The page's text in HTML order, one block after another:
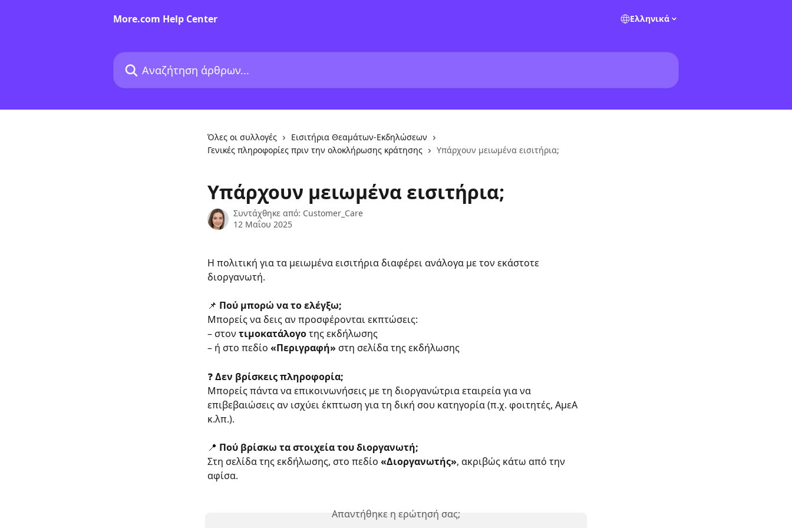
More.com Help Center
Ελληνικά
Αναζήτηση άρθρων...
Όλες οι συλλογές
Εισιτήρια Θεαμάτων-Εκδηλώσεων
Γενικές πληροφορίες πριν την ολοκλήρωσης κράτησης
Υπάρχουν μειωμένα εισιτήρια;
Υπάρχουν μειωμένα εισιτήρια;
Συντάχθηκε από: Customer_Care
12 Μαΐου 2025
Η πολιτική για τα μειωμένα εισιτήρια διαφέρει ανάλογα με τον εκάστοτε
διοργανωτή.
📌 Πού μπορώ να το ελέγξω;
Μπορείς να δεις αν προσφέρονται εκπτώσεις:
– στον τιμοκατάλογο της εκδήλωσης
– ή στο πεδίο «Περιγραφή» στη σελίδα της εκδήλωσης
❓ Δεν βρίσκεις πληροφορία;
Μπορείς πάντα να επικοινωνήσεις με τη διοργανώτρια εταιρεία για να
επιβεβαιώσεις αν ισχύει έκπτωση για τη δική σου κατηγορία (π.χ. φοιτητές, ΑμεΑ
κ.λπ.).
📍 Πού βρίσκω τα στοιχεία του διοργανωτή;
Στη σελίδα της εκδήλωσης, στο πεδίο «Διοργανωτής», ακριβώς κάτω από την
αφίσα.
Απαντήθηκε η ερώτησή σας;